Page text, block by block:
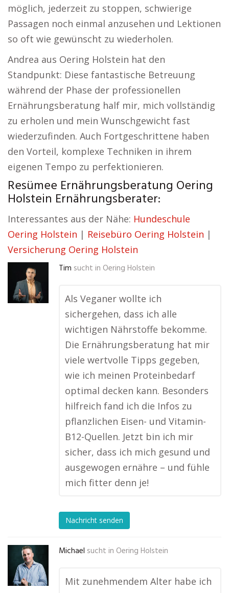
möglich, jederzeit zu stoppen, schwierige
Passagen noch einmal anzusehen und Lektionen
so oft wie gewünscht zu wiederholen.
Andrea aus Oering Holstein hat den
Standpunkt: Diese fantastische Betreuung
während der Phase der professionellen
Ernährungsberatung half mir, mich vollständig
zu erholen und mein Wunschgewicht fast
wiederzufinden. Auch Fortgeschrittene haben
den Vorteil, komplexe Techniken in ihrem
eigenen Tempo zu perfektionieren.
Resümee Ernährungsberatung Oering
Holstein Ernährungsberater:
Interessantes aus der Nähe: Hundeschule
Oering Holstein | Reisebüro Oering Holstein |
Versicherung Oering Holstein
Tim sucht in Oering Holstein
Als Veganer wollte ich
sichergehen, dass ich alle
wichtigen Nährstoffe bekomme.
Die Ernährungsberatung hat mir
viele wertvolle Tipps gegeben,
wie ich meinen Proteinbedarf
optimal decken kann. Besonders
hilfreich fand ich die Infos zu
pflanzlichen Eisen- und Vitamin-
B12-Quellen. Jetzt bin ich mir
sicher, dass ich mich gesund und
ausgewogen ernähre – und fühle
mich fitter denn je!
Nachricht senden
Michael sucht in Oering Holstein
Mit zunehmendem Alter habe ich